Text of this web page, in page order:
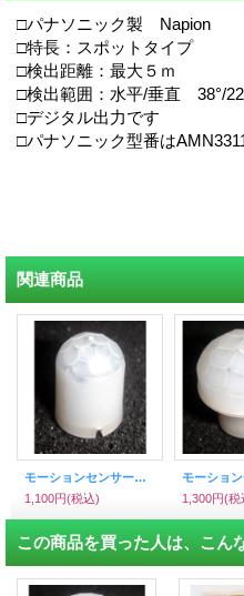
□パナソニック製 Napion
□特長：スポットタイプ
□検出距離：最大５ｍ
□検出範囲：水平/垂直 38°/
□デジタル出力です
□パナソニック型番は
関連商品
モーションセンサー 標準タイプ （パナソニック製）31112
1,100円(税込)
1,300円(税
この商品を買った人は、こん